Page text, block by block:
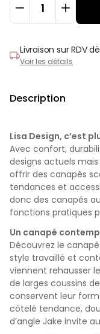
Livraison sur RDV
Voir les détails
Description
Lisa Design, c’est
Avec confort,
designs actuels
offrir des canapés
tendances et
donc des canapés
fonctions pratiques
Un canapé
Découvrez le
style travaillé et
viennent rehausser
de larges coussins
conservent leur
côtelé tendance,
d’angle Jake invite